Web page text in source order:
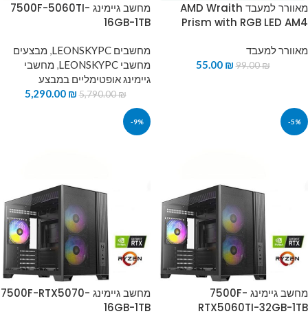
מאוורר למעבד AMD Wraith
Prism with RGB LED AM4
מאוורר למעבד
99.00₪
55.00 ₪
מחשב גיימינג 7500F-5060TI-
16GB-1TB
מחשבים LEONSKYPC , מבצעים
מחשבי LEONSKYPC
, מחשבי
גיימינג אופטימליים במבצע
5,790.00₪
5,290.00 ₪
-5%
מחשב גיימינג 7500F-
RTX5060TI-32GB-1TB
-9%
מחשב גיימינג 7500F-RTX5070-
16GB-1TB